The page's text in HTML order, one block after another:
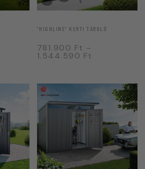
“HIGHLINE” KERTI TÁROLÓ
781.900 Ft –
1.544.590 Ft